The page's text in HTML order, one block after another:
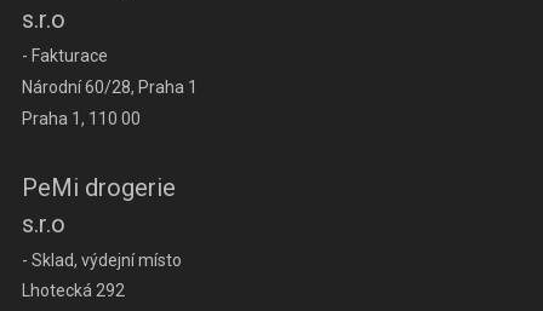
s.r.o
- Fakturace
Národní 60/28, Praha 1
Praha 1, 110 00
PeMi drogerie
s.r.o
- Sklad, výdejní místo
Lhotecká 292